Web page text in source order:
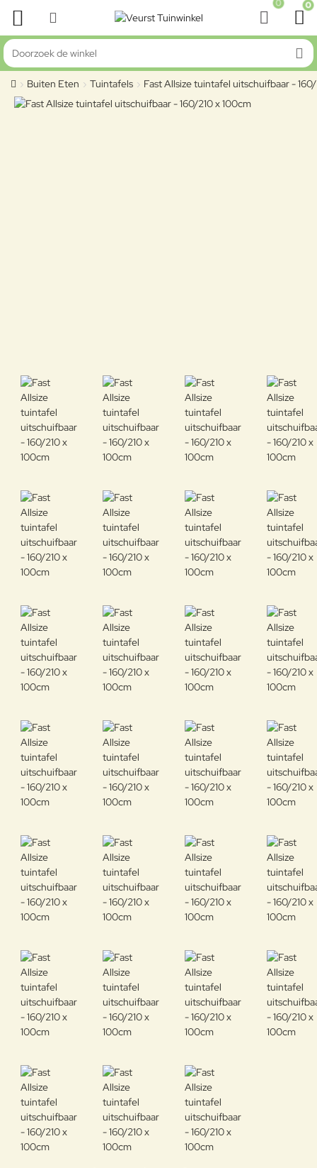
0 0
Doorzoek de winkel
home
Buiten Eten Tuintafels Fast Allsize tuintafel uitschuifbaar -